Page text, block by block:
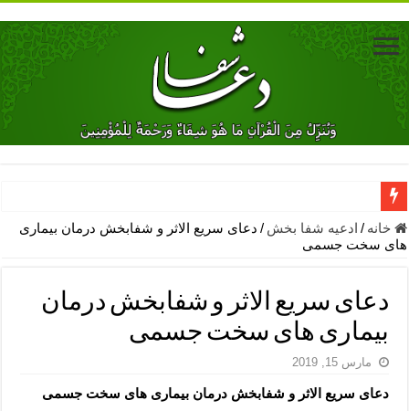
دعای جلب محبت فوری معشوق – دعای جلب محبت شوهر
معجزات دعای یا من اظهر الجمیل – دعای یا من اظهر الجمیل برای
مهم ترین اذکار الهی و فضیلت آن ها – ذکر مخصوص مستجاب الدعوه
دعا برای ترس بچه ها در خواب – دعای ترس و بی خوابی کودکان
خانه / ادعیه شفا بخش / دعای سریع الاثر و شفابخش درمان بیماری
های سخت جسمی
دعای سریع الاثر و شفابخش درمان
بیماری های سخت جسمی
مارس 15, 2019
دعای سریع الاثر و شفابخش درمان بیماری های سخت جسمی